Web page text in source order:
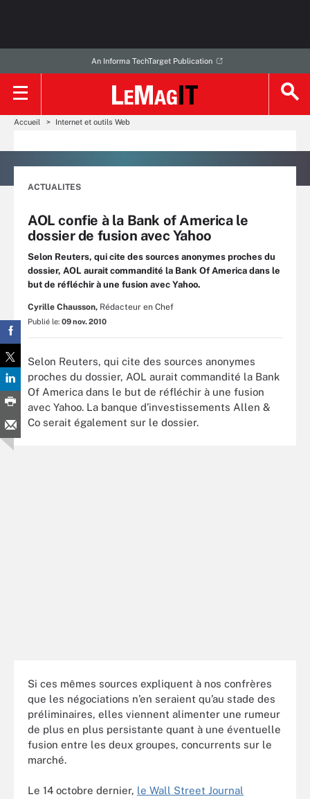
An Informa TechTarget Publication
Accueil Internet et outils Web
ACTUALITES
AOL confie à la Bank of America le
dossier de fusion avec Yahoo
Selon Reuters, qui cite des sources anonymes proches du
dossier, AOL aurait commandité la Bank Of America dans le
but de réfléchir à une fusion avec Yahoo.
Cyrille Chausson, Rédacteur en Chef
Publié le: 09 nov. 2010
Selon Reuters, qui cite des sources anonymes
proches du dossier, AOL aurait commandité la Bank
Of America dans le but de réfléchir à une fusion
avec Yahoo. La banque d’investissements Allen &
Co serait également sur le dossier.
Si ces mêmes sources expliquent à nos confrères
que les négociations n’en seraient qu’au stade des
préliminaires, elles viennent alimenter une rumeur
de plus en plus persistante quant à une éventuelle
fusion entre les deux groupes, concurrents sur le
marché.
Le 14 octobre dernier, le Wall Street Journal